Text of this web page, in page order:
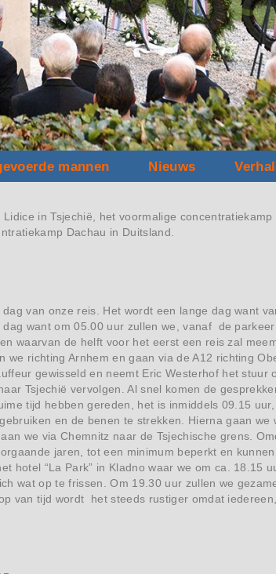
mannen Nieuws
in Tsjechië, het voormalige
Dachau in Duitsland.
van onze reis. Het wordt een lange dag want
want om 05.00 uur zullen we, vanaf de
waarvan de helft voor het eerst een reis zal
we richting Arnhem en gaan via de A12 richting
gewisseld en neemt Eric Westerhof het
Tsjechië vervolgen. Al snel komen de
tijd hebben gereden, het is inmiddels 09.15
en de benen te strekken. Hierna gaan
we via Chemnitz naar de Tsjechische grens.
jaren, tot een minimum beperkt en
hotel “La Park” in Kladno waar we om ca. 18.15
wat op te frissen. Om 19.30 uur zullen we
van tijd wordt het steeds rustiger omdat